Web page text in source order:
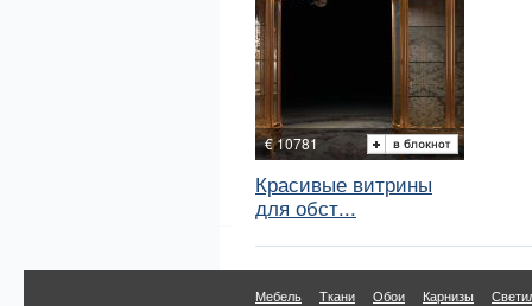
€ 10781
Красивые витрины
для обст...
Мебель Ткани Обои Карнизы